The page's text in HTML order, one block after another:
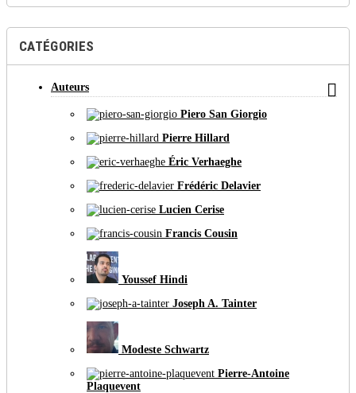
CATÉGORIES
Auteurs 
Piero San Giorgio
Pierre Hillard
Éric Verhaeghe
Frédéric Delavier
Lucien Cerise
Francis Cousin
Youssef Hindi
Joseph A. Tainter
Modeste Schwartz
Pierre-Antoine
Plaquevent